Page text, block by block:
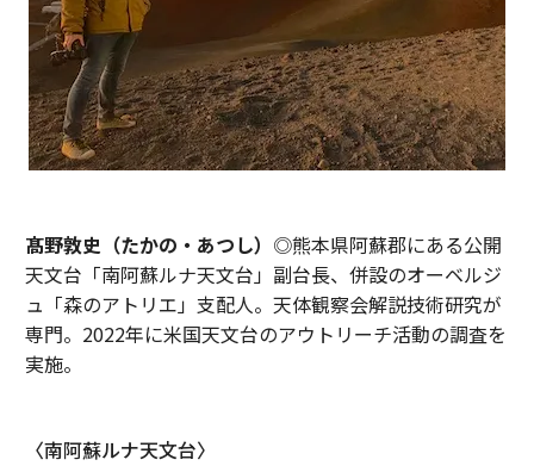
髙野敦史（たかの・あつし） ◎熊本県阿蘇郡にある公開
天文台「南阿蘇ルナ天文台」副台長、併設のオーベルジ
ュ「森のアトリエ」支配人。天体観察会解説技術研究が
専門。2022年に米国天文台のアウトリーチ活動の調査を
実施。
〈南阿蘇ルナ天文台〉